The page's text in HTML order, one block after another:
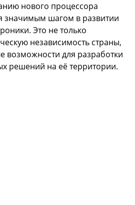
нового процессора
значимым шагом в развитии
Это не только
независимость страны,
возможности для разработки
решений на её территории.